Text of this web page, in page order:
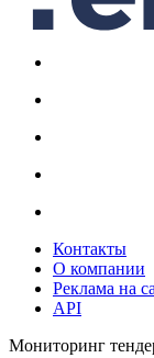
Контакты
О компании
Реклама на
API
Мониторинг